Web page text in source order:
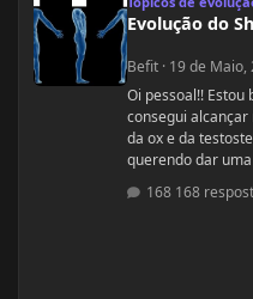
Evolução do
Befit · 19 de Maio,
Oi pessoal!! Estou
consegui
da ox e da
querendo dar
estudar nutrição
gostaria de
168